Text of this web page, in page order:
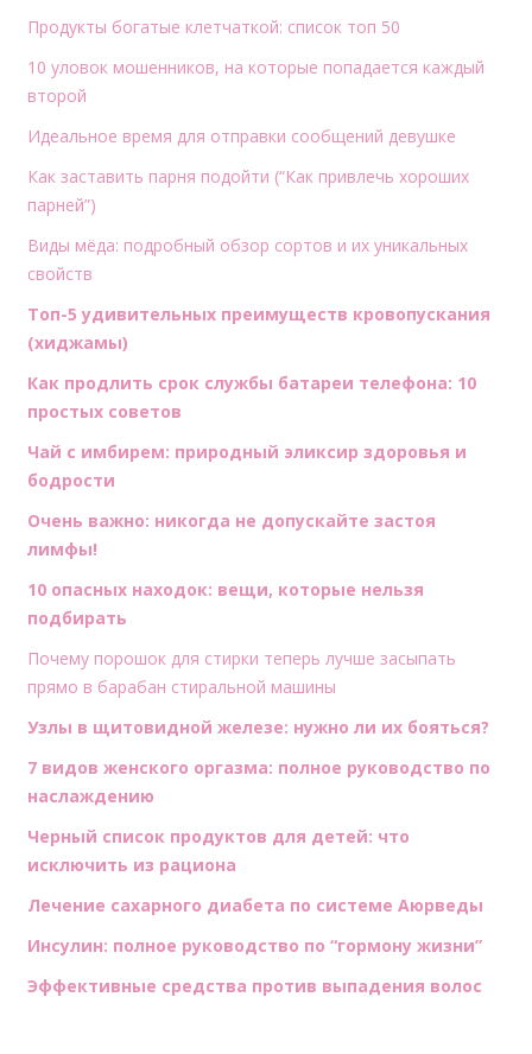
Продукты богатые клетчаткой: список топ 50
10 уловок мошенников, на которые попадается каждый
второй
Идеальное время для отправки сообщений девушке
Как заставить парня подойти (“Как привлечь хороших
парней”)
Виды мёда: подробный обзор сортов и их уникальных
свойств
Топ-5 удивительных преимуществ кровопускания
(хиджамы)
Как продлить срок службы батареи телефона: 10
простых советов
Чай с имбирем: природный эликсир здоровья и
бодрости
Очень важно: никогда не допускайте застоя
лимфы!
10 опасных находок: вещи, которые нельзя
подбирать
Почему порошок для стирки теперь лучше засыпать
прямо в барабан стиральной машины
Узлы в щитовидной железе: нужно ли их бояться?
7 видов женского оргазма: полное руководство по
наслаждению
Черный список продуктов для детей: что
исключить из рациона
Лечение сахарного диабета по системе Аюрведы
Инсулин: полное руководство по “гормону жизни”
Эффективные средства против выпадения волос